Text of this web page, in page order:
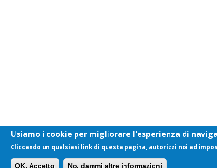
Usiamo i cookie per migliorare l'esperienza di
Cliccando un qualsiasi link di questa pagina, autorizzi noi ad
OK, Accetto No, dammi altre informazioni